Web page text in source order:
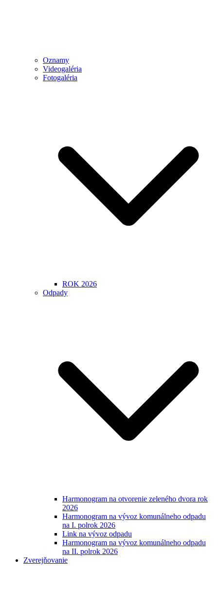
Oznamy
Videogaléria
Fotogaléria
ROK 2026
Odpady
Harmonogram na otvorenie zeleného dvora rok
2026
Harmonogram na vývoz komunálneho odpadu
na I. polrok 2026
Link na vývoz odpadu
Harmonogram na vývoz komunálneho odpadu
na II. polrok 2026
Zverejňovanie